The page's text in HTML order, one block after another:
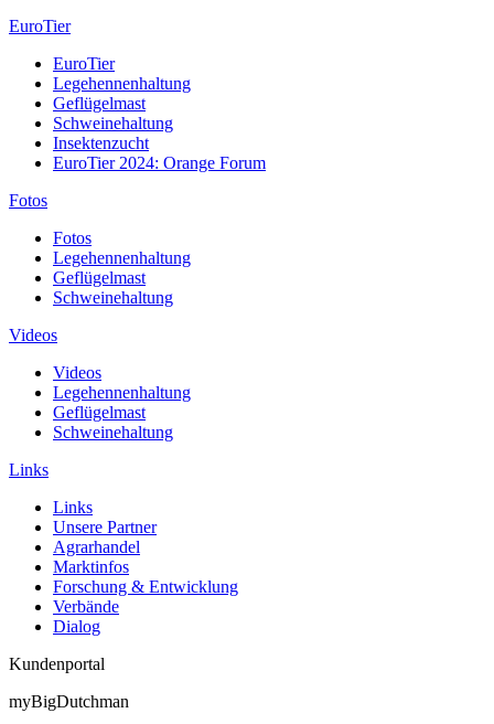
EuroTier
EuroTier
Legehennenhaltung
Geflügelmast
Schweinehaltung
Insektenzucht
EuroTier 2024: Orange Forum
Fotos
Fotos
Legehennenhaltung
Geflügelmast
Schweinehaltung
Videos
Videos
Legehennenhaltung
Geflügelmast
Schweinehaltung
Links
Links
Unsere Partner
Agrarhandel
Marktinfos
Forschung & Entwicklung
Verbände
Dialog
Kundenportal
myBigDutchman